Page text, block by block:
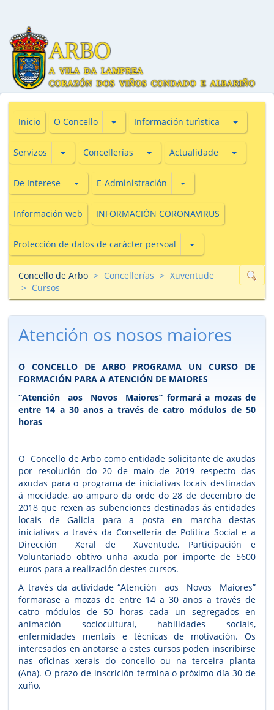
Inicio O Concello Subsecciones de O Concello
Información turìstica
Servizos Subsecciones de Servizos
Concellerías Subsecciones de Concellerías
Actualidade
De Interese Subsecciones de De Interese
E-Administración Subsecciones de E-
Información web INFORMACIÓN CORONAVIRUS
Protección de datos de carácter persoal Subsecciones de
Concello de Arbo Concellerías
Xuventude
Cursos
Atención os nosos maiores
O CONCELLO DE ARBO PROGRAMA UN CURSO DE
FORMACIÓN PARA A ATENCIÓN DE MAIORES
“Atención aos Novos Maiores” formará a mozas de
entre 14 a 30 anos a través de catro módulos de 50
horas
O Concello de Arbo como entidade solicitante de axudas
por resolución do 20 de maio de 2019 respecto das
axudas para o programa de iniciativas locais destinadas
á mocidade, ao amparo da orde do 28 de decembro de
2018 que rexen as subenciones destinadas ás entidades
locais de Galicia para a posta en marcha destas
iniciativas a través da Consellería de Política Social e a
Dirección Xeral de Xuventude, Participación e
Voluntariado obtivo unha axuda por importe de 5600
euros para a realización destes cursos.
A través da actividade “Atención aos Novos Maiores”
formarase a mozas de entre 14 a 30 anos a través de
catro módulos de 50 horas cada un segregados en
animación sociocultural, habilidades sociais,
enfermidades mentais e técnicas de motivación. Os
interesados en anotarse a estes cursos poden inscribirse
nas oficinas xerais do concello ou na terceira planta
(Ana). O prazo de inscrición termina o próximo día 30 de
xuño.